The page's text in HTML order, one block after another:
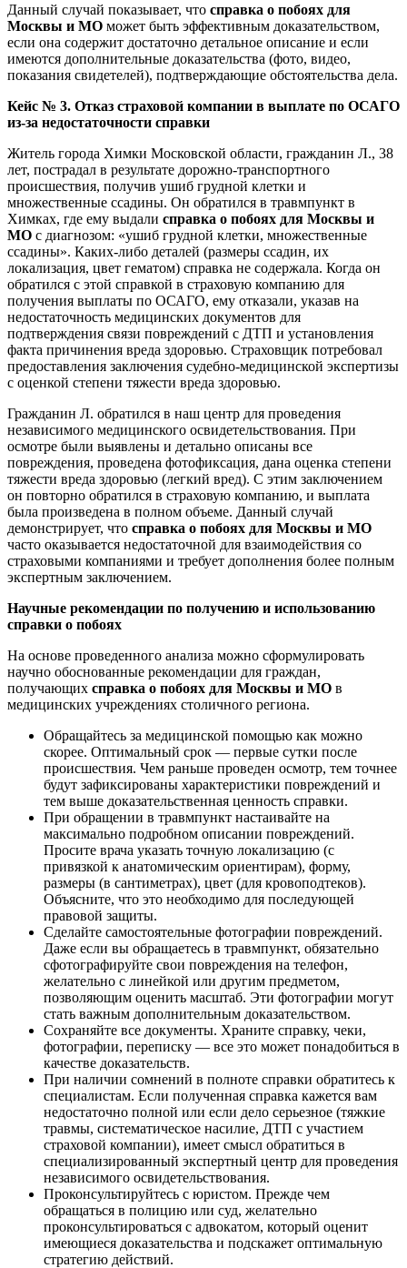
Данный случай показывает, что справка о побоях для
Москвы и МО может быть эффективным доказательством,
если она содержит достаточно детальное описание и если
имеются дополнительные доказательства (фото, видео,
показания свидетелей), подтверждающие обстоятельства дела.
Кейс № 3. Отказ страховой компании в выплате по ОСАГО
из-за недостаточности справки
Житель города Химки Московской области, гражданин Л., 38
лет, пострадал в результате дорожно-транспортного
происшествия, получив ушиб грудной клетки и
множественные ссадины. Он обратился в травмпункт в
Химках, где ему выдали справка о побоях для Москвы и
МО с диагнозом: «ушиб грудной клетки, множественные
ссадины». Каких-либо деталей (размеры ссадин, их
локализация, цвет гематом) справка не содержала. Когда он
обратился с этой справкой в страховую компанию для
получения выплаты по ОСАГО, ему отказали, указав на
недостаточность медицинских документов для
подтверждения связи повреждений с ДТП и установления
факта причинения вреда здоровью. Страховщик потребовал
предоставления заключения судебно-медицинской экспертизы
с оценкой степени тяжести вреда здоровью.
Гражданин Л. обратился в наш центр для проведения
независимого медицинского освидетельствования. При
осмотре были выявлены и детально описаны все
повреждения, проведена фотофиксация, дана оценка степени
тяжести вреда здоровью (легкий вред). С этим заключением
он повторно обратился в страховую компанию, и выплата
была произведена в полном объеме. Данный случай
демонстрирует, что справка о побоях для Москвы и МО
часто оказывается недостаточной для взаимодействия со
страховыми компаниями и требует дополнения более полным
экспертным заключением.
Научные рекомендации по получению и использованию
справки о побоях
На основе проведенного анализа можно сформулировать
научно обоснованные рекомендации для граждан,
получающих справка о побоях для Москвы и МО в
медицинских учреждениях столичного региона.
Обращайтесь за медицинской помощью как можно
скорее. Оптимальный срок — первые сутки после
происшествия. Чем раньше проведен осмотр, тем точнее
будут зафиксированы характеристики повреждений и
тем выше доказательственная ценность справки.
При обращении в травмпункт настаивайте на
максимально подробном описании повреждений.
Просите врача указать точную локализацию (с
привязкой к анатомическим ориентирам), форму,
размеры (в сантиметрах), цвет (для кровоподтеков).
Объясните, что это необходимо для последующей
правовой защиты.
Сделайте самостоятельные фотографии повреждений.
Даже если вы обращаетесь в травмпункт, обязательно
сфотографируйте свои повреждения на телефон,
желательно с линейкой или другим предметом,
позволяющим оценить масштаб. Эти фотографии могут
стать важным дополнительным доказательством.
Сохраняйте все документы. Храните справку, чеки,
фотографии, переписку — все это может понадобиться в
качестве доказательств.
При наличии сомнений в полноте справки обратитесь к
специалистам. Если полученная справка кажется вам
недостаточно полной или если дело серьезное (тяжкие
травмы, систематическое насилие, ДТП с участием
страховой компании), имеет смысл обратиться в
специализированный экспертный центр для проведения
независимого освидетельствования.
Проконсультируйтесь с юристом. Прежде чем
обращаться в полицию или суд, желательно
проконсультироваться с адвокатом, который оценит
имеющиеся доказательства и подскажет оптимальную
стратегию действий.